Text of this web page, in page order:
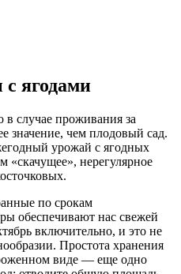
с ягодами
в случае проживания за
значение, чем плодовый сад.
урожай с ягодных
«скачущее», нерегулярное
по срокам
обеспечивают нас свежей
включительно, и это не
Простота хранения
виде — еще одно